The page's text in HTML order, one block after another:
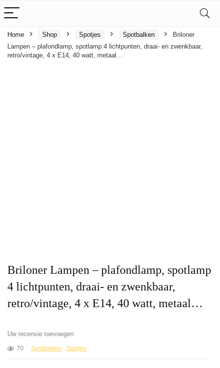
Home Shop Spotjes Spotbalken
Briloner
Lampen – plafondlamp, spotlamp 4 lichtpunten, draai- en zwenkbaar,
retro/vintage, 4 x E14, 40 watt, metaal…
Briloner Lampen – plafondlamp, spotlamp
4 lichtpunten, draai- en zwenkbaar,
retro/vintage, 4 x E14, 40 watt, metaal…
Uw recensie toevoegen
70 Spotbalken Spotjes